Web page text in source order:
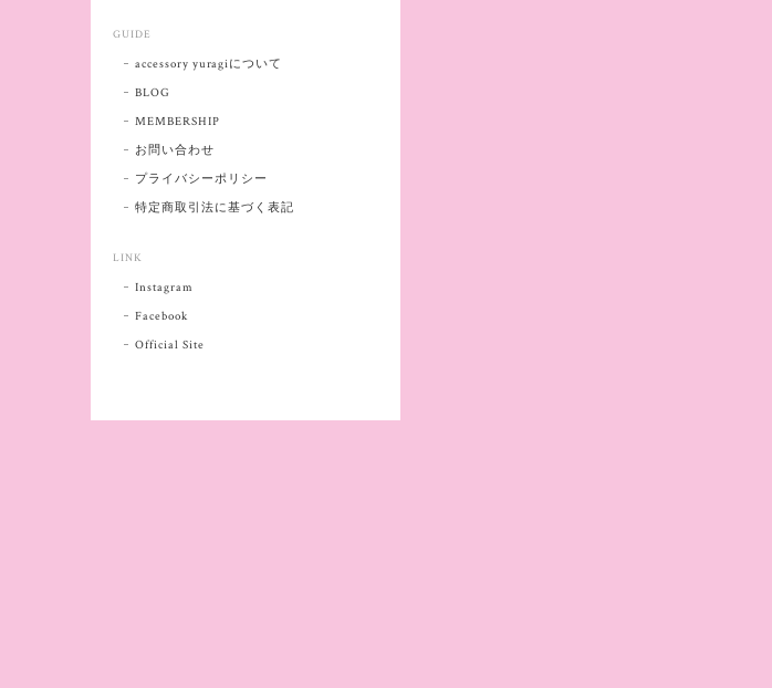
GUIDE
accessory yuragiについて
BLOG
MEMBERSHIP
お問い合わせ
プライバシーポリシー
特定商取引法に基づく表記
LINK
Instagram
Facebook
Official Site